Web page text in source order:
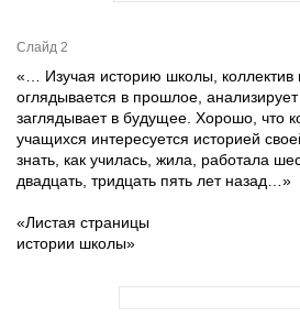
Слайд 2
«… Изучая историю школы, коллектив
оглядывается в прошлое,
заглядывает в будущее. Хорошо, что
учащихся интересуется историей
знать, как училась, жила, работала
двадцать, тридцать пять лет назад…»
«Листая страницы
истории школы»